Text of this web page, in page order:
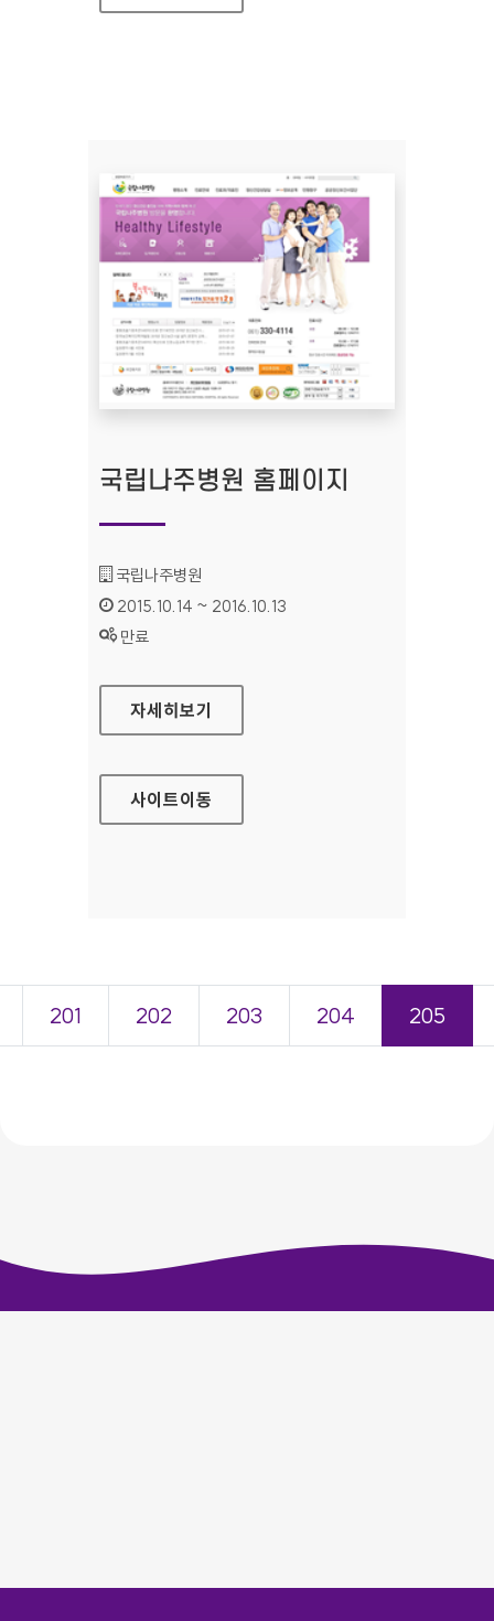
국립나주병원 홈페이지
기관명 :
국립나주병원
인증기간 :
2015.10.14 ~ 2016.10.13
상태 :
만료
국립나주병원 홈페이지
자세히보기
사이트이동
201 202 203 204 205